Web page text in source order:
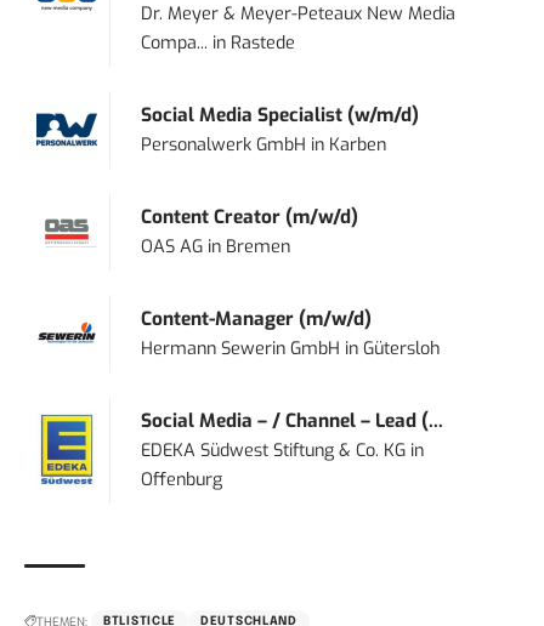
Dr. Meyer & Meyer-Peteaux New Media
Compa... in Rastede
Social Media Specialist (w/m/d)
Personalwerk GmbH in Karben
Content Creator (m/w/d)
OAS AG in Bremen
Content-Manager (m/w/d)
Hermann Sewerin GmbH inGütersloh
Social Media – / Channel – Lead (...
EDEKA Südwest Stiftung & Co. KG in
Offenburg
THEMEN: BTLISTICLE DEUTSCHLAND